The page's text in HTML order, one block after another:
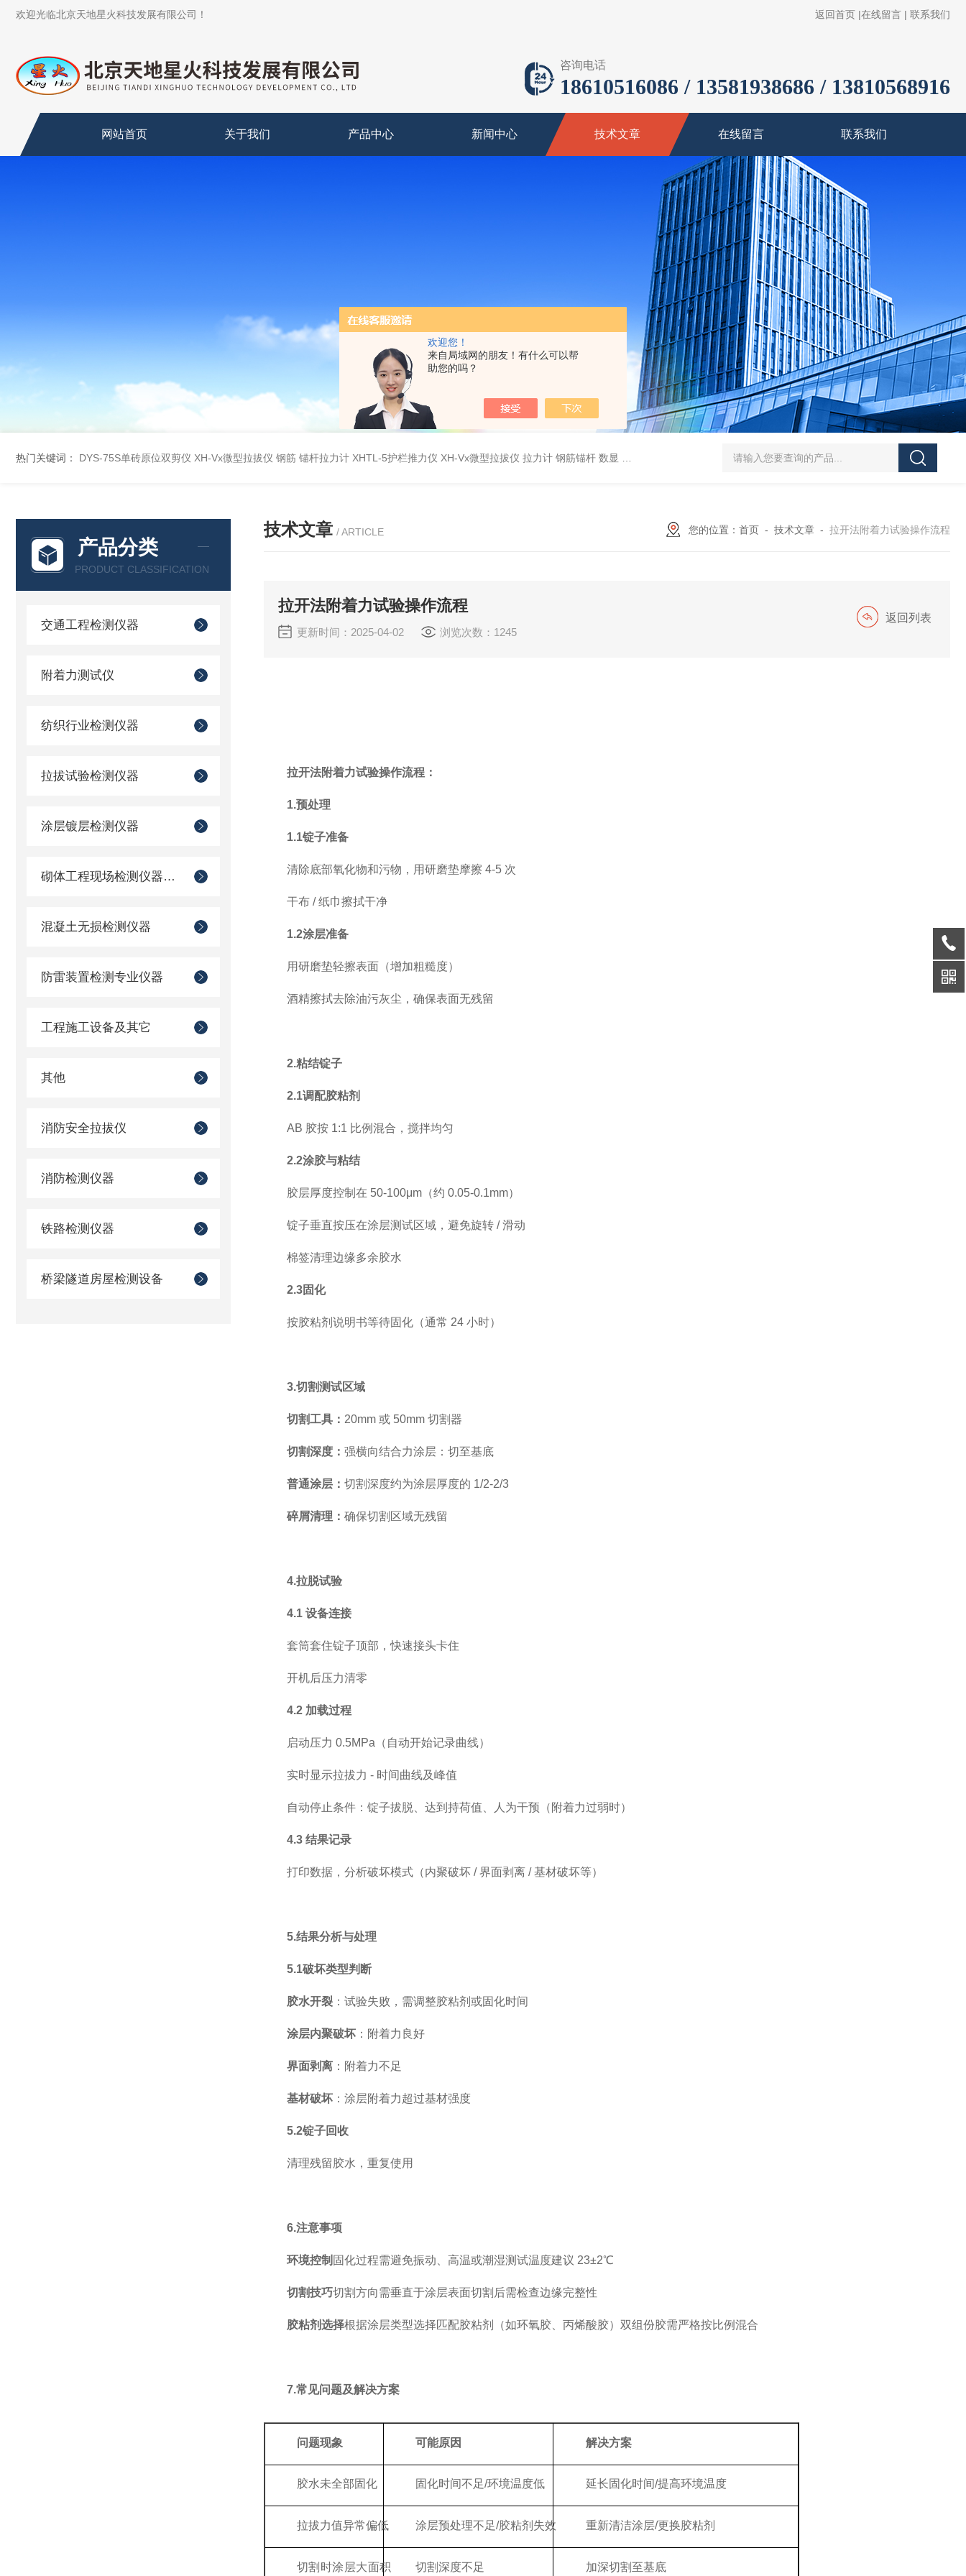
欢迎您！
来自局域网的朋友！有什么可以帮
助您的吗？
欢迎光临北京天地星火科技发展有限公司！ 返回首页 |在线留言 | 联系我们
咨询电话
18610516086 / 13581938686 / 13810568916
网站首页 关于我们 产品中心 新闻中心 技术文章 在线留言 联系我们
热门关键词： DYS-75S单砖原位双剪仪 XH-Vx微型拉拔仪 钢筋 锚杆拉力计 XHTL-5护栏推力仪 XH-Vx微型拉拔仪 拉力计 钢筋锚杆 数显 QCJ-50/100型漆膜落锤冲击测试仪交通U型板 ZTT-970C通信管道静摩擦系
产品分类
PRODUCT CLASSIFICATION
交通工程检测仪器
附着力测试仪
纺织行业检测仪器
拉拔试验检测仪器
涂层镀层检测仪器
砌体工程现场检测仪器仪表
混凝土无损检测仪器
防雷装置检测专业仪器
工程施工设备及其它
其他
消防安全拉拔仪
消防检测仪器
铁路检测仪器
桥梁隧道房屋检测设备
技术文章 / ARTICLE 您的位置： 首页 - 技术文章 - 拉开法附着力试验操作流程
拉开法附着力试验操作流程
更新时间：2025-04-02 浏览次数：1245
返回列表
拉开法附着力试验操作流程：
1.预处理
1.1锭子准备
清除底部氧化物和污物，用研磨垫摩擦 4-5 次
干布 / 纸巾擦拭干净
1.2涂层准备
用研磨垫轻擦表面（增加粗糙度）
酒精擦拭去除油污灰尘，确保表面无残留
2.粘结锭子
2.1调配胶粘剂
AB 胶按 1:1 比例混合，搅拌均匀
2.2涂胶与粘结
胶层厚度控制在 50-100μm（约 0.05-0.1mm）
锭子垂直按压在涂层测试区域，避免旋转 / 滑动
棉签清理边缘多余胶水
2.3固化
按胶粘剂说明书等待固化（通常 24 小时）
3.切割测试区域
切割工具： 20mm 或 50mm 切割器
切割深度： 强横向结合力涂层：切至基底
普通涂层： 切割深度约为涂层厚度的 1/2-2/3
碎屑清理： 确保切割区域无残留
4.拉脱试验
4.1 设备连接
套筒套住锭子顶部，快速接头卡住
开机后压力清零
4.2 加载过程
启动压力 0.5MPa（自动开始记录曲线）
实时显示拉拔力 - 时间曲线及峰值
自动停止条件：锭子拔脱、达到持荷值、人为干预（附着力过弱时）
4.3 结果记录
打印数据，分析破坏模式（内聚破坏 / 界面剥离 / 基材破坏等）
5.结果分析与处理
5.1破坏类型判断
胶水开裂：试验失败，需调整胶粘剂或固化时间
涂层内聚破坏：附着力良好
界面剥离：附着力不足
基材破坏：涂层附着力超过基材强度
5.2锭子回收
清理残留胶水，重复使用
6.注意事项
环境控制 固化过程需避免振动、高温或潮湿测试温度建议 23±2℃
切割技巧切割方向需垂直于涂层表面切割后需检查边缘完整性
胶粘剂选择根据涂层类型选择匹配胶粘剂（如环氧胶、丙烯酸胶）双组份胶需严格按比例混合
7.常见问题及解决方案
问题现象 可能原因 解决方案
胶水未全部固化 固化时间不足/环境温度低 延长固化时间/提高环境温度
拉拔力值异常偏低 涂层预处理不足/胶粘剂失效 重新清洁涂层/更换胶粘剂
切割时涂层大面积 切割深度不足 加深切割至基底